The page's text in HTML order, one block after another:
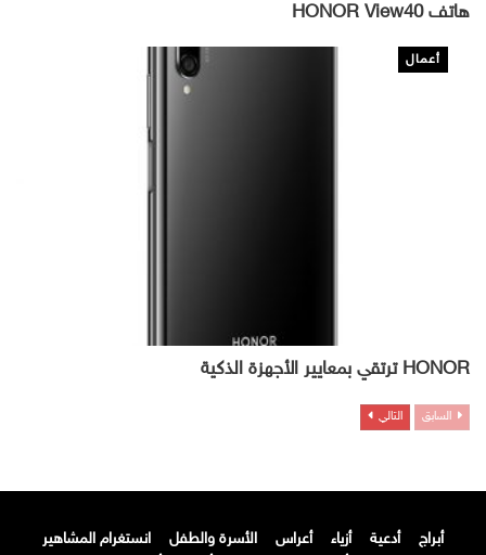
هاتف HONOR View40
أعمال
HONOR ترتقي بمعايير الأجهزة الذكية
السابق التالي
أبراج أدعية أزياء أعراس الأسرة والطفل
انستغرام المشاهير